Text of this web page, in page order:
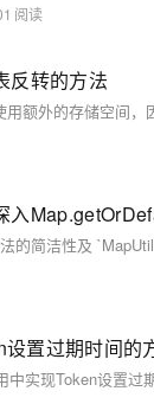
反转的方法
入
置过期时间的